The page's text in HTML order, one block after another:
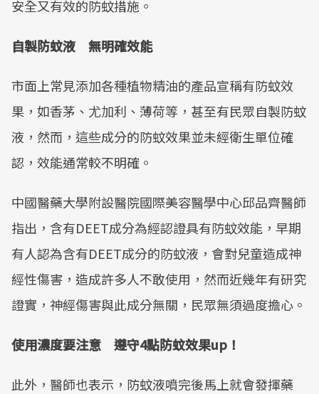
安全又有效的防蚊措施。
自製防蚊液 無明確效能
市面上常見添加各種植物精油的產品宣稱有防蚊效
果，如香茅、尤加利、薄荷等，甚至有民眾自製防蚊
液，然而，這些成分的防蚊效果並未經衛生單位確
認，效能通常較不明確。
中國醫藥大學附設醫院國際美容醫學中心邱品齊醫師
指出，含有DEET成分為經認證具有防蚊效能，早期
有人認為含有DEET成分的防蚊液，會對兒童造成神
經性傷害，造成許多人不敢使用，然而近幾年有研究
證實，神經傷害與此成分無關，民眾無須過度擔心。
使用濃度要注意 遵守4點防蚊效果up！
此外，醫師也表示，防蚊液噴完後馬上就會發揮藥